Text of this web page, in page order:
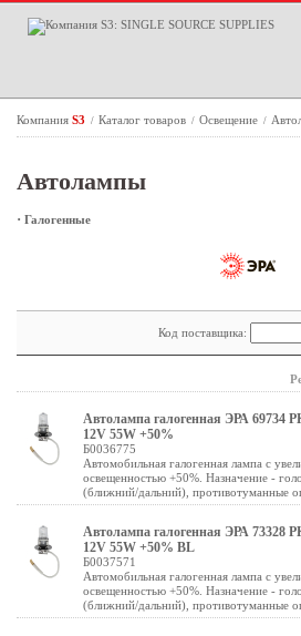
Компания S3 / Каталог товаров / Освещение /
Автолампы
· Галогенные
Код поставщика:
Автолампа галогенная ЭРА 69734
12V 55W +50%
Б0036775
Автомобильная галогенная лампа с
освещенностью +50%. Назначение -
(ближний/дальний), противотуманные
Автолампа галогенная ЭРА 73328
12V 55W +50% BL
Б0037571
Автомобильная галогенная лампа с
освещенностью +50%. Назначение -
(ближний/дальний), противотуманные